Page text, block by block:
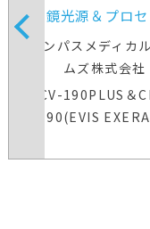
内視鏡光源＆プロ
装置
オリンパスメディカ
ムズ株式会社
CV-190PLUS＆
190(EVIS